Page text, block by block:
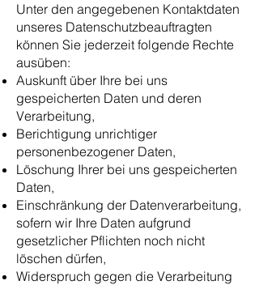
Unter den angegebenen Kontaktdaten
unseres Datenschutzbeauftragten
können Sie jederzeit folgende Rechte
ausüben:
Auskunft über Ihre bei uns
gespeicherten Daten und deren
Verarbeitung,
Berichtigung unrichtiger
personenbezogener Daten,
Löschung Ihrer bei uns gespeicherten
Daten,
Einschränkung der Datenverarbeitung,
sofern wir Ihre Daten aufgrund
gesetzlicher Pflichten noch nicht
löschen dürfen,
Widerspruch gegen die Verarbeitung